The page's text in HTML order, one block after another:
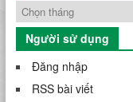
Người sử dụng
Đăng nhập
RSS bài viết